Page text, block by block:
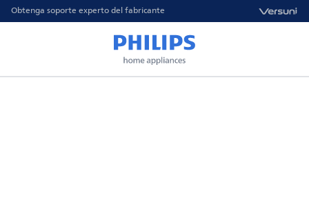
Obtenga soporte experto del fabricante